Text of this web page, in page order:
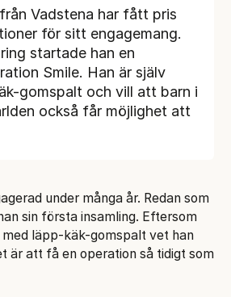
Vadstena har fått pris
för sitt engagemang.
startade han en
Smile. Han är själv
gomspalt och vill att barn i
också får möjlighet att
under många år. Redan som
sin första insamling. Eftersom
läpp-käk-gomspalt vet han
är att få en operation så tidigt som